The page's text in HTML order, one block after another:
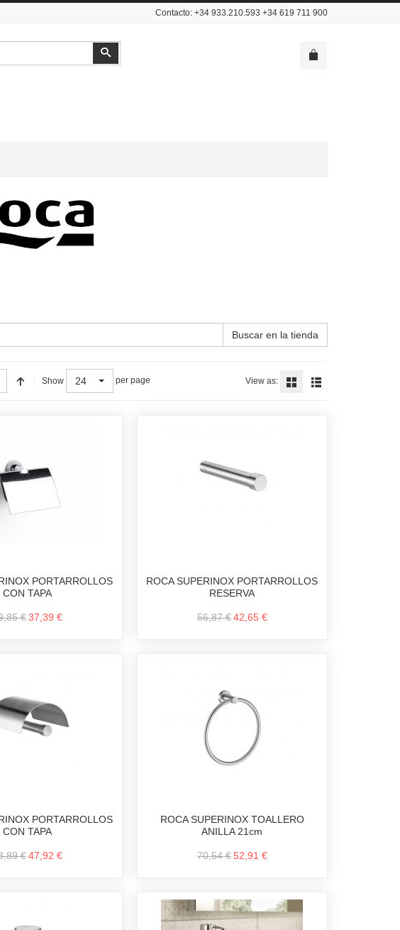
Contacto: +34 933.210.593 +34 619 711 900
Buscar
Buscar en la tienda
Show 24 per page View as:
PORTARROLLOS
CON TAPA
€ 37,39 €
ROCA SUPERINOX PORTARROLLOS
RESERVA
56,87 €42,65 €
PORTARROLLOS
CON TAPA
€ 47,92 €
ROCA SUPERINOX TOALLERO
ANILLA 21cm
70,54 €52,91 €